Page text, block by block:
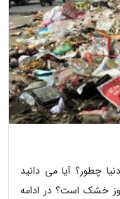
چطور؟ آیا می دانید
خشک است؟ در ادامه